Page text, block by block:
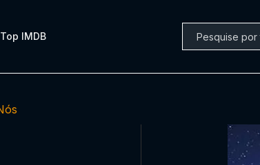
Top IMDB